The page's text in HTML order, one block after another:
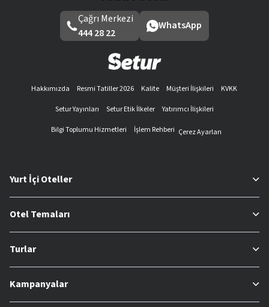
Çağrı Merkezi
444 28 22
WhatsApp
Hakkımızda Resmi Tatiller 2026 Kalite Müşteri İlişkileri
KVKK
Setur Yayınları
Setur Etik İlkeler
Yatırımcı İlişkileri
Bilgi Toplumu Hizmetleri
İşlem Rehberi Çerez Ayarları
Yurt İçi Oteller
Otel Temaları
Turlar
Kampanyalar